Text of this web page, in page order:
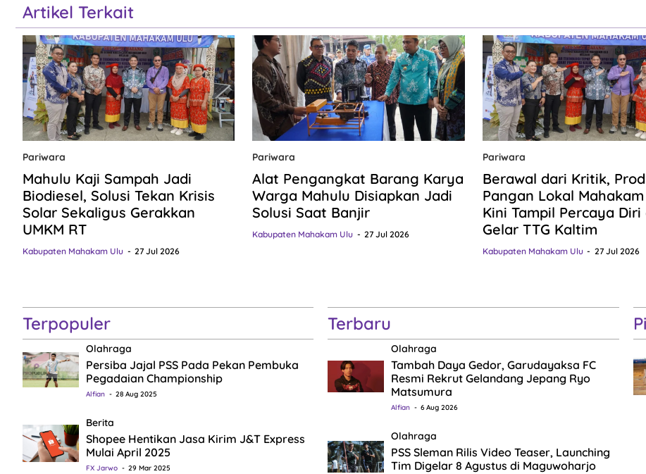
Artikel Terkait
Pariwara
Mahulu Kaji Sampah Jadi
Biodiesel, Solusi Tekan Krisis
Solar Sekaligus Gerakkan
UMKM RT
Kabupaten Mahakam Ulu 27 Jul 2026
Pariwara
Alat Pengangkat Barang Karya
Warga Mahulu Disiapkan Jadi
Solusi Saat Banjir
Kabupaten Mahakam Ulu 27 Jul 2026
Pariwara
Berawal dari Kritik,
Pangan Lokal
Kini Tampil Percaya Diri
Gelar TTG Kaltim
Kabupaten Mahakam Ulu 27 Jul 2026
Terpopuler
Olahraga
Persiba Jajal PSS Pada Pekan Pembuka
Pegadaian Championship
Alfian 28 Aug 2025
Berita
Shopee Hentikan Jasa Kirim J&T Express
Mulai April 2025
FX Jarwo 29 Mar 2025
Terbaru
Olahraga
Tambah Daya Gedor, Garudayaksa FC
Resmi Rekrut Gelandang Jepang Ryo
Matsumura
Alfian 6 Aug 2026
Olahraga
PSS Sleman Rilis Video Teaser, Launching
Tim Digelar 8 Agustus di Maguwoharjo